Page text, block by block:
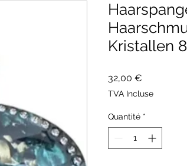
Kristallen
32,00 €
TVA Incluse
Quantité *